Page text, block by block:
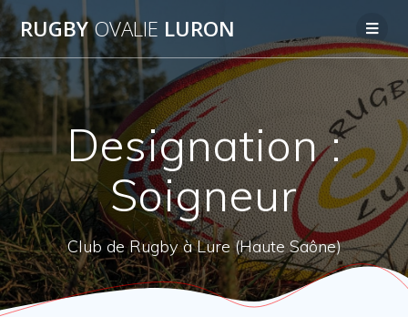
au
contenu
RUGBYOVALIE LURON
Designation :
Soigneur
Club de Rugby à Lure (Haute Saône)